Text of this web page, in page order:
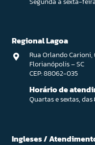
Regional Lagoa
Rua Orlando
Florianópolis – SC
CEP: 88062-035
Horário de
Quartas e sextas, das
Ingleses /